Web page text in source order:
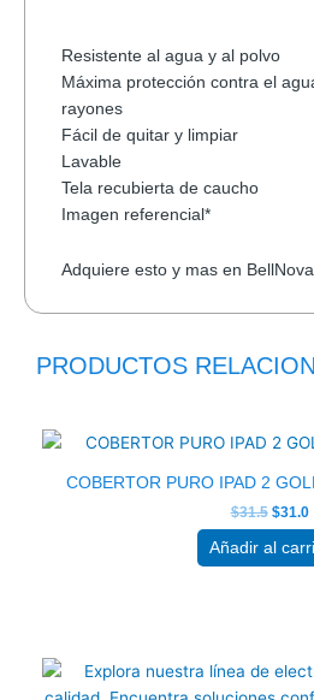
Resistente al agua y al polvo
Máxima protección contra el
rayones
Fácil de quitar y limpiar
Lavable
Tela recubierta de caucho
Imagen referencial*
Adquiere esto y mas en
PRODUCTOS
COBERTOR PURO IPAD 2
$31.5
original
era:
$31.5.
$31.0
Añadir al
original
era: